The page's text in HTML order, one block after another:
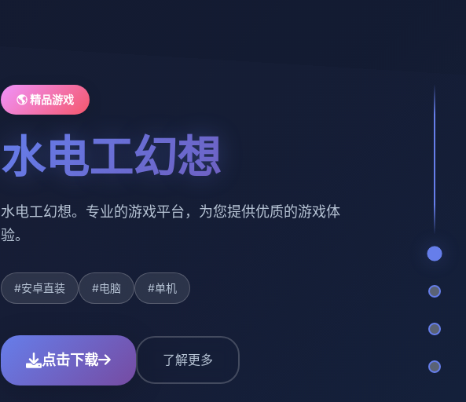
🌎 精品游戏
水电工幻想
水电工幻想。专业的游戏平台，为您提供优质的游戏体
验。
#安卓直装 #电脑 #单机
点击下载 了解更多